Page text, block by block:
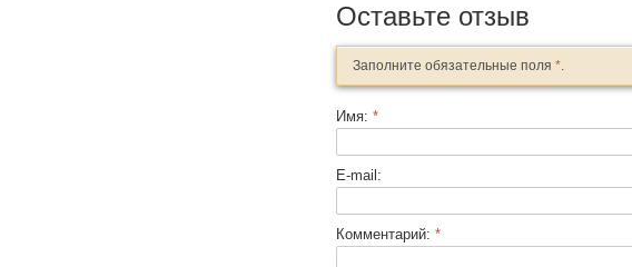
Оставьте отзыв
Заполните обязательные поля *.
Имя: *
E-mail:
Комментарий: *